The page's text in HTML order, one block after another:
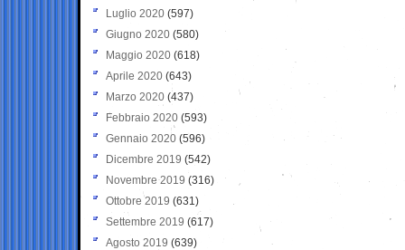
Luglio 2020 (597)
Giugno 2020 (580)
Maggio 2020 (618)
Aprile 2020 (643)
Marzo 2020 (437)
Febbraio 2020 (593)
Gennaio 2020 (596)
Dicembre 2019 (542)
Novembre 2019 (316)
Ottobre 2019 (631)
Settembre 2019 (617)
Agosto 2019 (639)